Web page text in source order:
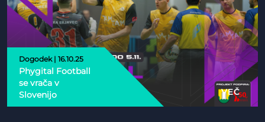
Dogodek | 16.10.25
Phygital Football
se vrača v
Slovenijo
VEČ